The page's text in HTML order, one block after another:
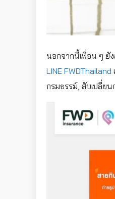
นอกจากนี้เพื่อน ๆ ยั
LINE FWDThailand
กรมธรรม์, สับเปลี่ยน